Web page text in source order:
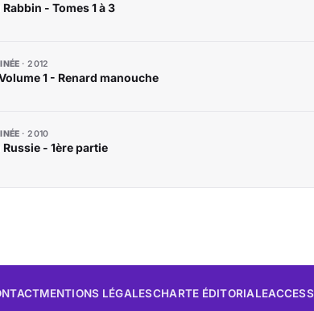
Rabbin - Tomes 1 à 3
2012
1 - Renard manouche
2010
- 1ère partie
MENTIONS LÉGALESCHARTE ÉDITORIALE